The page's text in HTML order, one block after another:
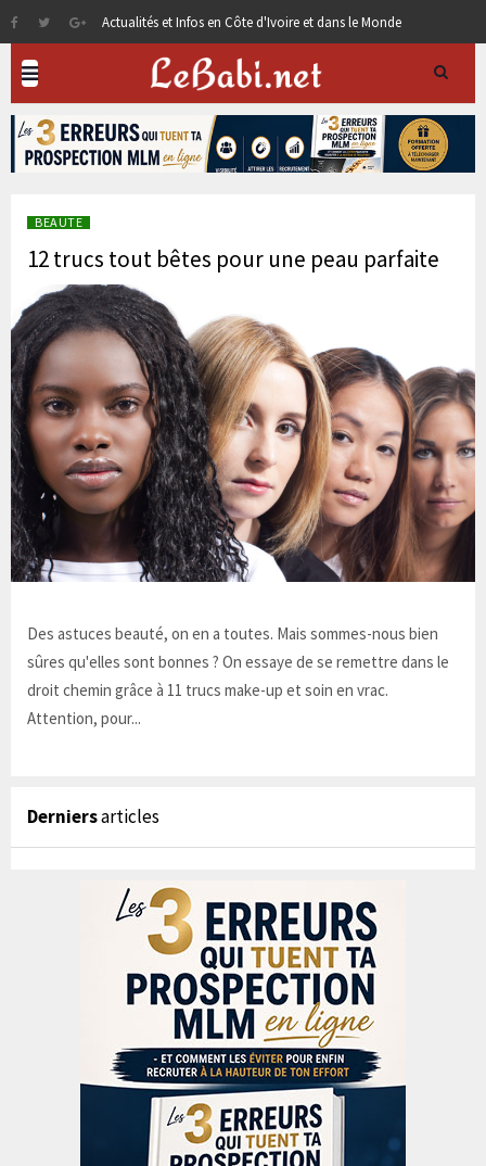
Actualités et Infos en Côte d'Ivoire et dans le Monde
BEAUTE
12 trucs tout bêtes pour une peau parfaite
Des astuces beauté, on en a toutes. Mais sommes-nous bien
sûres qu'elles sont bonnes ? On essaye de se remettre dans le
droit chemin grâce à 11 trucs make-up et soin en vrac.
Attention, pour...
Derniersarticles